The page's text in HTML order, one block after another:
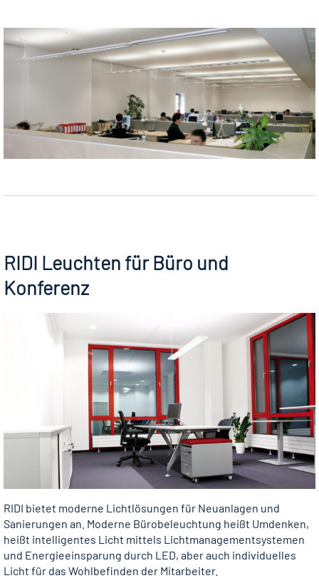
RIDI Leuchten für Büro und
Konferenz
RIDI bietet moderne Lichtlösungen für Neuanlagen und
Sanierungen an. Moderne Bürobeleuchtung heißt Umdenken,
heißt intelligentes Licht mittels Lichtmanagementsystemen
und Energieeinsparung durch LED, aber auch individuelles
Licht für das Wohlbefinden der Mitarbeiter.